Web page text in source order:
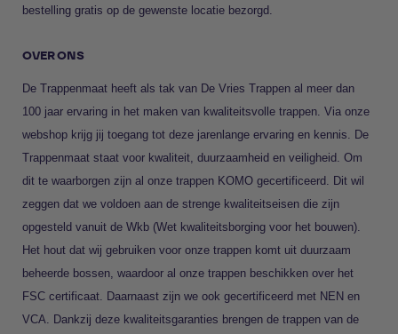
bestelling gratis op de gewenste locatie bezorgd.
OVER ONS
De Trappenmaat heeft als tak van De Vries Trappen al meer dan
100 jaar ervaring in het maken van kwaliteitsvolle trappen. Via onze
webshop krijg jij toegang tot deze jarenlange ervaring en kennis. De
Trappenmaat staat voor kwaliteit, duurzaamheid en veiligheid. Om
dit te waarborgen zijn al onze trappen KOMO gecertificeerd. Dit wil
zeggen dat we voldoen aan de strenge kwaliteitseisen die zijn
opgesteld vanuit de Wkb (Wet kwaliteitsborging voor het bouwen).
Het hout dat wij gebruiken voor onze trappen komt uit duurzaam
beheerde bossen, waardoor al onze trappen beschikken over het
FSC certificaat. Daarnaast zijn we ook gecertificeerd met NEN en
VCA. Dankzij deze kwaliteitsgaranties brengen de trappen van de